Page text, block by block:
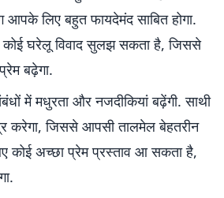
आपके लिए बहुत फायदेमंद साबित होगा.
घरेलू विवाद सुलझ सकता है, जिससे
बढ़ेगा.
में मधुरता और नजदीकियां बढ़ेंगी. साथी
करेगा, जिससे आपसी तालमेल बेहतरीन
कोई अच्छा प्रेम प्रस्ताव आ सकता है,